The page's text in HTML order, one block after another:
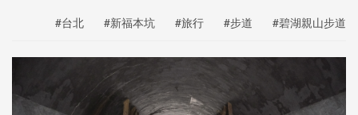
#台北 #新福本坑 #旅行 #步道 #碧湖親山步道